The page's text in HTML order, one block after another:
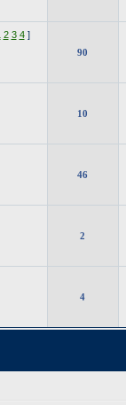
2 3 4 ]
90
10
46
2
4